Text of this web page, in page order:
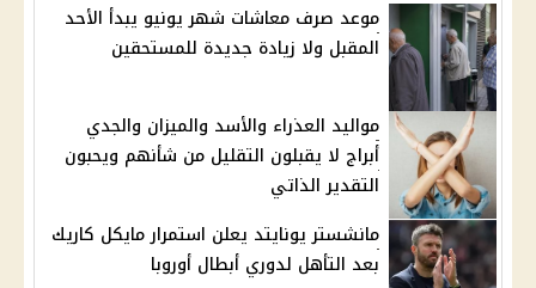
موعد صرف معاشات شهر يونيو يبدأ الأحد
المقبل ولا زيادة جديدة للمستحقين
مواليد العذراء والأسد والميزان والجدي
أبراج لا يقبلون التقليل من شأنهم ويحبون
التقدير الذاتي
مانشستر يونايتد يعلن استمرار مايكل كاريك
بعد التأهل لدوري أبطال أوروبا